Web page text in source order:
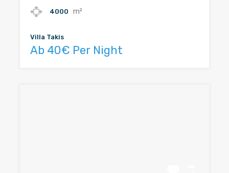
4000 m²
Villa Takis
Ab 40€ Per Night